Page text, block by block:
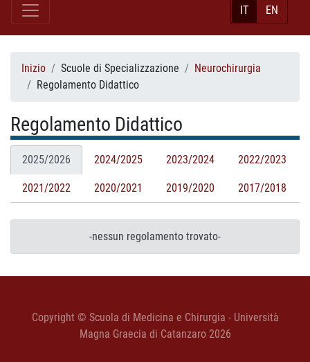
IT EN
Inizio Scuole di Specializzazione
Neurochirurgia
Regolamento Didattico
Regolamento Didattico
2025/2026 2024/2025 2023/2024 2022/2023
2021/2022 2020/2021 2019/2020 2017/2018
-nessun regolamento trovato-
Copyright © Scuola di Medicina e Chirurgia - Università
Magna Graecia di Catanzaro 2026